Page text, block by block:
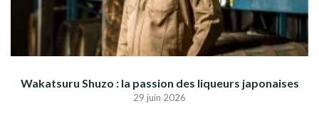
Wakatsuru Shuzo : la passion des liqueurs japonaises
29 juin 2026